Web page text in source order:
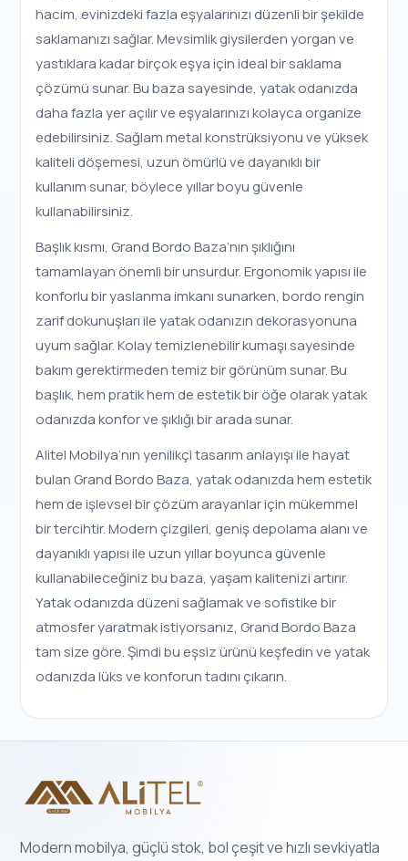
hacim, evinizdeki fazla eşyalarınızı düzenli bir şekilde
saklamanızı sağlar. Mevsimlik giysilerden yorgan ve
yastıklara kadar birçok eşya için ideal bir saklama
çözümü sunar. Bu baza sayesinde, yatak odanızda
daha fazla yer açılır ve eşyalarınızı kolayca organize
edebilirsiniz. Sağlam metal konstrüksiyonu ve yüksek
kaliteli döşemesi, uzun ömürlü ve dayanıklı bir
kullanım sunar, böylece yıllar boyu güvenle
kullanabilirsiniz.
Başlık kısmı, Grand Bordo Baza’nın şıklığını
tamamlayan önemli bir unsurdur. Ergonomik yapısı ile
konforlu bir yaslanma imkanı sunarken, bordo rengin
zarif dokunuşları ile yatak odanızın dekorasyonuna
uyum sağlar. Kolay temizlenebilir kumaşı sayesinde
bakım gerektirmeden temiz bir görünüm sunar. Bu
başlık, hem pratik hem de estetik bir öğe olarak yatak
odanızda konfor ve şıklığı bir arada sunar.
Alitel Mobilya’nın yenilikçi tasarım anlayışı ile hayat
bulan Grand Bordo Baza, yatak odanızda hem estetik
hem de işlevsel bir çözüm arayanlar için mükemmel
bir tercihtir. Modern çizgileri, geniş depolama alanı ve
dayanıklı yapısı ile uzun yıllar boyunca güvenle
kullanabileceğiniz bu baza, yaşam kalitenizi artırır.
Yatak odanızda düzeni sağlamak ve sofistike bir
atmosfer yaratmak istiyorsanız, Grand Bordo Baza
tam size göre. Şimdi bu eşsiz ürünü keşfedin ve yatak
odanızda lüks ve konforun tadını çıkarın.
Modern mobilya, güçlü stok, bol çeşit ve hızlı sevkiyatla